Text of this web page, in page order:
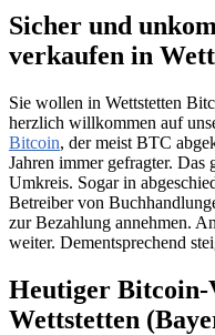
Sicher und
verkaufen in
Sie wollen in Wettstetten
herzlich willkommen auf
Bitcoin, der meist BTC
Jahren immer gefragter.
Umkreis. Sogar in
Betreiber von
zur Bezahlung annehmen.
weiter. Dementsprechend
Heutiger Bitcoin-
Wettstetten